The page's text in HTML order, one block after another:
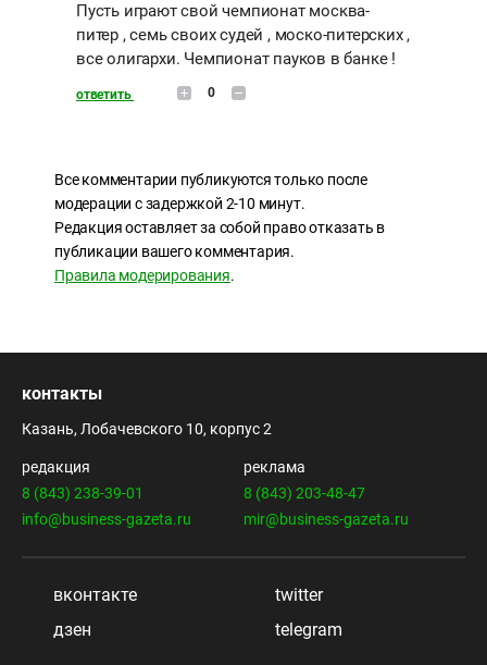
Пусть играют свой чемпионат москва-
питер , семь своих судей , моско-питерских ,
все олигархи. Чемпионат пауков в банке !
ответить 0
Все комментарии публикуются только после
модерации с задержкой 2-10 минут.
Редакция оставляет за собой право отказать в
публикации вашего комментария.
Правила модерирования.
контакты
Казань, Лобачевского 10, корпус 2
редакция
8 (843) 238-39-01
info@business-gazeta.ru
реклама
8 (843) 203-48-47
mir@business-gazeta.ru
вконтакте
twitter
дзен
telegram